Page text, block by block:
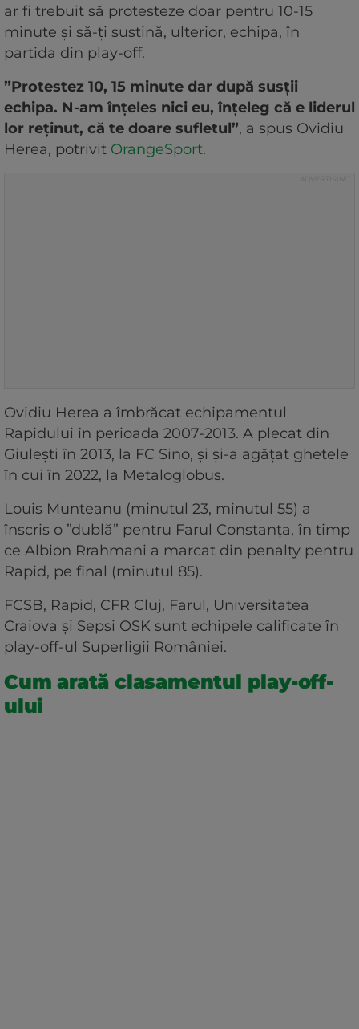
ar fi trebuit să protesteze doar pentru 10-15
minute și să-ți susțină, ulterior, echipa, în
partida din play-off.
”Protestez 10, 15 minute dar după susţii
echipa. N-am înţeles nici eu, înţeleg că e liderul
lor reţinut, că te doare sufletul”, a spus Ovidiu
Herea, potrivit OrangeSport.
Ovidiu Herea a îmbrăcat echipamentul
Rapidului în perioada 2007-2013. A plecat din
Giulești în 2013, la FC Sino, și și-a agățat ghetele
în cui în 2022, la Metaloglobus.
Louis Munteanu (minutul 23, minutul 55) a
înscris o ”dublă” pentru Farul Constanța, în timp
ce Albion Rrahmani a marcat din penalty pentru
Rapid, pe final (minutul 85).
FCSB, Rapid, CFR Cluj, Farul, Universitatea
Craiova și Sepsi OSK sunt echipele calificate în
play-off-ul Superligii României.
Cum arată clasamentul play-off-
ului